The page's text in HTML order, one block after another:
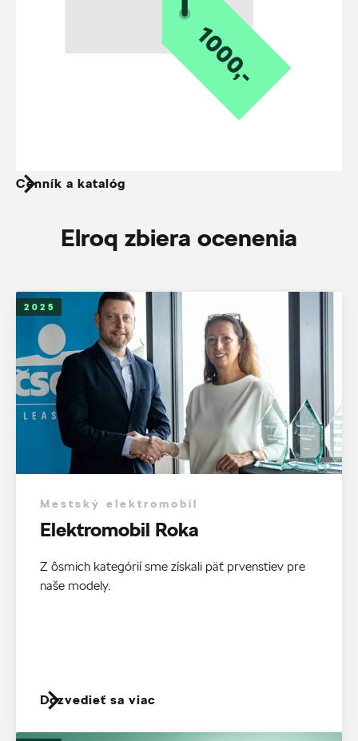
Cenník a katalóg
Elroq zbiera ocenenia
2025
Mestský elektromobil
Elektromobil Roka
Z ôsmich kategórií sme získali päť prvenstiev pre
naše modely.
Dozvedieť sa viac